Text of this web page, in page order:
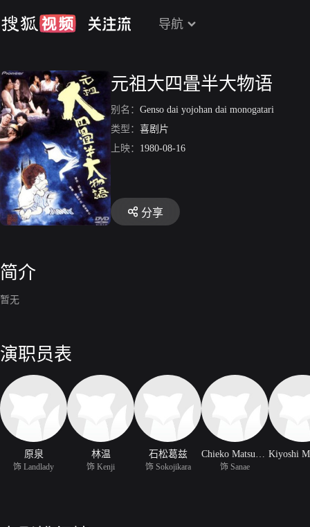
导航
元祖大四畳半大物语
别名： Genso dai yojohan dai monogatari
类型： 喜剧片
上映： 1980-08-16
分享
简介
暂无
演职员表
原泉
饰 Landlady
林温
饰 Kenji
石松葛兹
饰 Sokojikara
Chieko Matsumoto
饰 Sanae